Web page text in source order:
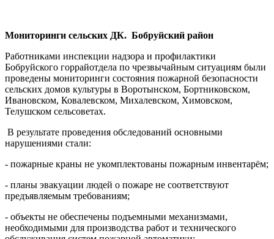
Мониторинги сельских ДК. Бобруйский район
Работниками инспекции надзора и профилактики
Бобруйского горрайотдела по чрезвычайным ситуациям были
проведены мониторинги состояния пожарной безопасности
сельских домов культуры в Воротынском, Бортниковском,
Ивановском, Ковалевском, Михалевском, Химовском,
Телушском сельсоветах.
В результате проведения обследований основными
нарушениями стали:
- пожарные краны не укомплектованы пожарным инвентарём;
- планы эвакуации людей о пожаре не соответствуют
предъявляемым требованиям;
- объекты не обеспечены подъемными механизмами,
необходимыми для производства работ и технического